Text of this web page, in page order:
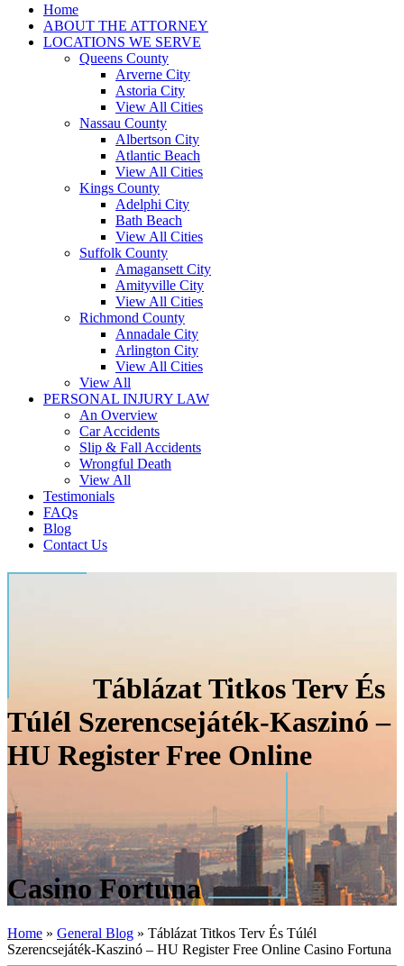
Home
ABOUT THE ATTORNEY
LOCATIONS WE SERVE
Queens County
Arverne City
Astoria City
View All Cities
Nassau County
Albertson City
Atlantic Beach
View All Cities
Kings County
Adelphi City
Bath Beach
View All Cities
Suffolk County
Amagansett City
Amityville City
View All Cities
Richmond County
Annadale City
Arlington City
View All Cities
View All
PERSONAL INJURY LAW
An Overview
Car Accidents
Slip & Fall Accidents
Wrongful Death
View All
Testimonials
FAQs
Blog
Contact Us
Táblázat Titkos Terv És
Túlél Szerencsejáték-Kaszinó –
HU Register Free Online
Casino Fortuna
Home » General Blog » Táblázat Titkos Terv És Túlél
Szerencsejáték-Kaszinó – HU Register Free Online Casino Fortuna